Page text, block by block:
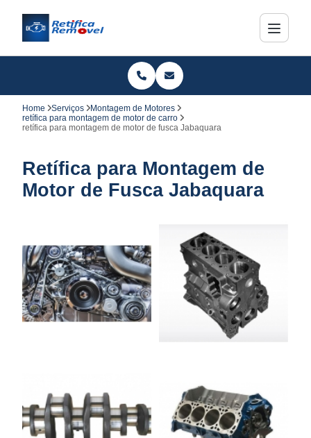
Home Serviços
Montagem de Motores
retífica para montagem de motor de carro
retífica para montagem de motor de fusca Jabaquara
Retífica para Montagem de
Motor de Fusca Jabaquara